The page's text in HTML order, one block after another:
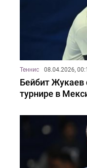
Теннис 08.04.2026,
Бейбит Жукаев
турнире в